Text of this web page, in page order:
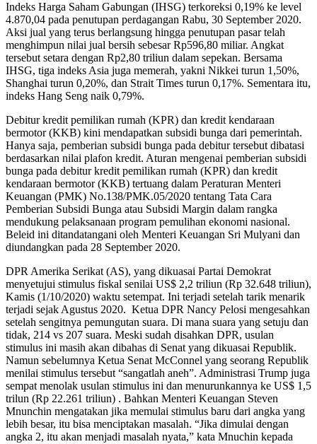
Indeks Harga Saham Gabungan (IHSG) terkoreksi 0,19% ke level
4.870,04 pada penutupan perdagangan Rabu, 30 September 2020.
Aksi jual yang terus berlangsung hingga penutupan pasar telah
menghimpun nilai jual bersih sebesar Rp596,80 miliar. Angkat
tersebut setara dengan Rp2,80 triliun dalam sepekan. Bersama
IHSG, tiga indeks Asia juga memerah, yakni Nikkei turun 1,50%,
Shanghai turun 0,20%, dan Strait Times turun 0,17%. Sementara itu,
indeks Hang Seng naik 0,79%.
Debitur kredit pemilikan rumah (KPR) dan kredit kendaraan
bermotor (KKB) kini mendapatkan subsidi bunga dari pemerintah.
Hanya saja, pemberian subsidi bunga pada debitur tersebut dibatasi
berdasarkan nilai plafon kredit. Aturan mengenai pemberian subsidi
bunga pada debitur kredit pemilikan rumah (KPR) dan kredit
kendaraan bermotor (KKB) tertuang dalam Peraturan Menteri
Keuangan (PMK) No.138/PMK.05/2020 tentang Tata Cara
Pemberian Subsidi Bunga atau Subsidi Margin dalam rangka
mendukung pelaksanaan program pemulihan ekonomi nasional.
Beleid ini ditandatangani oleh Menteri Keuangan Sri Mulyani dan
diundangkan pada 28 September 2020.
DPR Amerika Serikat (AS), yang dikuasai Partai Demokrat
menyetujui stimulus fiskal senilai US$ 2,2 triliun (Rp 32.648 triliun),
Kamis (1/10/2020) waktu setempat. Ini terjadi setelah tarik menarik
terjadi sejak Agustus 2020. Ketua DPR Nancy Pelosi mengesahkan
setelah sengitnya pemungutan suara. Di mana suara yang setuju dan
tidak, 214 vs 207 suara. Meski sudah disahkan DPR, usulan
stimulus ini masih akan dibahas di Senat yang dikuasai Republik.
Namun sebelumnya Ketua Senat McConnel yang seorang Republik
menilai stimulus tersebut “sangatlah aneh”. Administrasi Trump juga
sempat menolak usulan stimulus ini dan menurunkannya ke US$ 1,5
trilun (Rp 22.261 triliun) . Bahkan Menteri Keuangan Steven
Mnunchin mengatakan jika memulai stimulus baru dari angka yang
lebih besar, itu bisa menciptakan masalah. “Jika dimulai dengan
angka 2, itu akan menjadi masalah nyata,” kata Mnuchin kepada